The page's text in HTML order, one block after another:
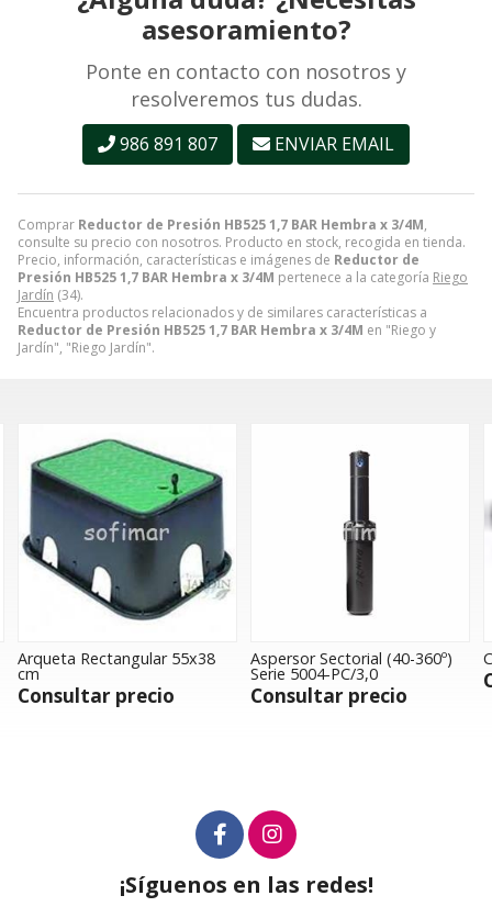
Comprar Reductor de Presión HB525 1,7 BAR Hembra x 3/4M,
consulte su precio con nosotros. Producto en stock, recogida en tienda.
Precio, información, características e imágenes de Reductor de
Presión HB525 1,7 BAR Hembra x 3/4M pertenece a la categoría Riego
Jardín (34).
Encuentra productos relacionados y de similares características a
Reductor de Presión HB525 1,7 BAR Hembra x 3/4M en "Riego y
Jardín", "Riego Jardín".
asesoramiento?
Ponte en contacto con nosotros y
resolveremos tus dudas.
986 891 807 ENVIAR EMAIL
55x38
precio
Aspersor Sectorial (40-360º)
Serie 5004-PC/3,0
Consultar precio
Colector PVC
Consultar
¡Síguenos en las redes!